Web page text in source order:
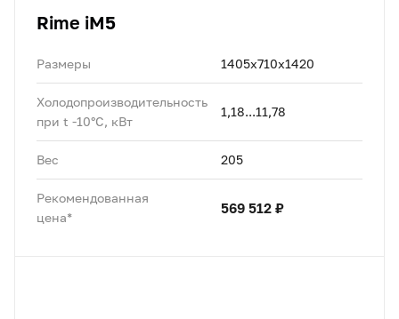
Rime iM5
Размеры 1405x710x1420
Холодопроизводительность
при t -10°C, кВт
1,18...11,78
Вес 205
Рекомендованная
цена*
569 512 ₽